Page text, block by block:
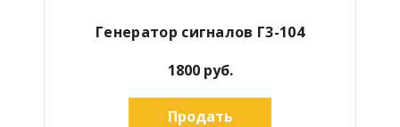
Генератор сигналов Г3-104
1800 руб.
Продать